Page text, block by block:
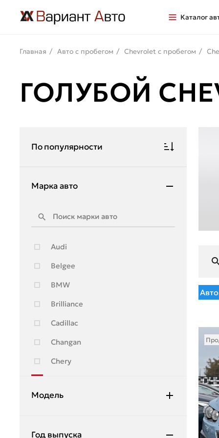
Каталог
Главная Авто с пробегом Chevrolet с пробегом
ГОЛУБОЙ
По популярности
Марка авто
Audi
Belgee
BMW
Brilliance
Cadillac
Changan
Chery
Citroen
Модель
Год выпуска